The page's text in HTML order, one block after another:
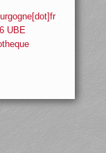
UBE